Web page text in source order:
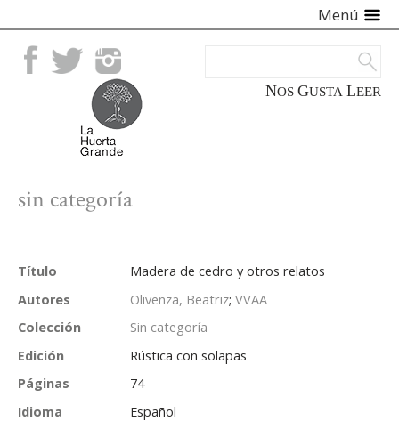
Facebook TwitterInstagram
NOS GUSTA LEER
Menú
sin categoría
Título
Madera de cedro y otros relatos
Autores
Olivenza, Beatriz;VVAA
Colección
Sin categoría
Edición
Rústica con solapas
Páginas
74
Idioma
Español